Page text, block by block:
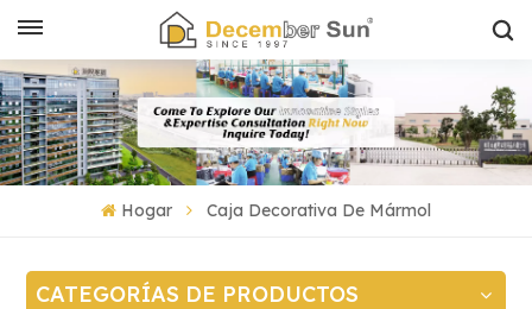
Hogar Caja Decorativa De Mármol
CATEGORÍAS DE PRODUCTOS